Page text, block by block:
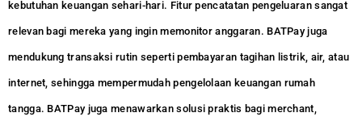
kebutuhan keuangan sehari-hari. Fitur pencatatan pengeluaran sangat
relevan bagi mereka yang ingin memonitor anggaran. BATPay juga
mendukung transaksi rutin seperti pembayaran tagihan listrik, air, atau
internet, sehingga mempermudah pengelolaan keuangan rumah
tangga. BATPay juga menawarkan solusi praktis bagi merchant,